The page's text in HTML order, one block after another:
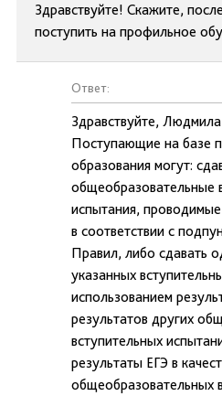
Здравствуйте! Скажите,
поступить на профильное
Ответ:
Здравствуйте,
Поступающие на базе
образования могут:
общеобразовательные
испытания,
в соответствии с
Правил, либо сдавать
указанных
использованием
результатов других
вступительных
результаты ЕГЭ в
общеобразовательных